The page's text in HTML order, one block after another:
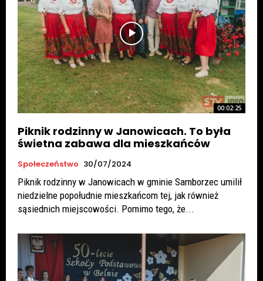
00:02:25
Piknik rodzinny w Janowicach. To była
świetna zabawa dla mieszkańców
Społeczeństwo 30/07/2024
Piknik rodzinny w Janowicach w gminie Samborzec umilił
niedzielne popołudnie mieszkańcom tej, jak również
sąsiednich miejscowości. Pomimo tego, że...